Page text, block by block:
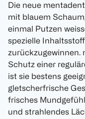
Die neue
mit blauem
einmal Putzen
spezielle
zurückzugewinnen.
Schutz einer
ist sie bestens
gletscherfrische
frisches
und strahlendes